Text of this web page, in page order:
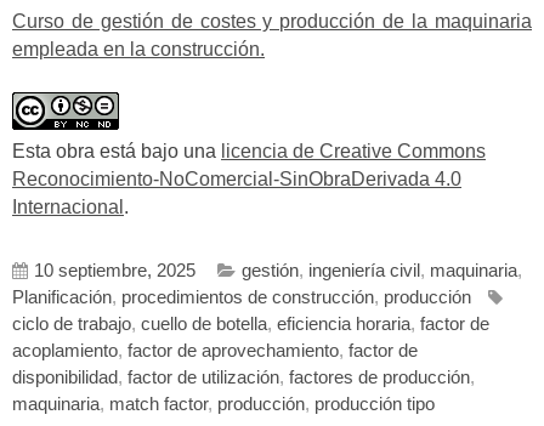
Curso de gestión de costes y producción de la maquinaria
empleada en la construcción.
Esta obra está bajo una licencia de Creative Commons
Reconocimiento-NoComercial-SinObraDerivada 4.0
Internacional .
10 septiembre, 2025 gestión, ingeniería civil , maquinaria,
Planificación, procedimientos de construcción, producción
ciclo de trabajo, cuello de botella, eficiencia horaria, factor de
acoplamiento, factor de aprovechamiento, factor de
disponibilidad, factor de utilización, factores de producción,
maquinaria, match factor, producción, producción tipo